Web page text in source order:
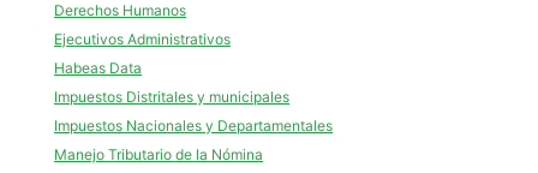
Derechos Humanos
Ejecutivos Administrativos
Habeas Data
Impuestos Distritales y municipales
Impuestos Nacionales y Departamentales
Manejo Tributario de la Nómina